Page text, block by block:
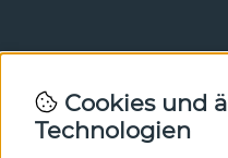
Newsletter
In unserem Newsletter
Cookies und
Technologien